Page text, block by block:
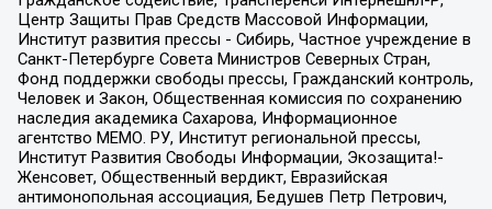
Центр Защиты Прав Средств Массовой Информации,
Институт развития прессы - Сибирь, Частное учреждение в
Санкт-Петербурге Совета Министров Северных Стран,
Фонд поддержки свободы прессы, Гражданский контроль,
Человек и Закон, Общественная комиссия по сохранению
наследия академика Сахарова, Информационное
агентство МЕМО. РУ, Институт региональной прессы,
Институт Развития Свободы Информации, Экозащита!-
Женсовет, Общественный вердикт, Евразийская
антимонопольная ассоциация, Бедушев Петр Петрович,